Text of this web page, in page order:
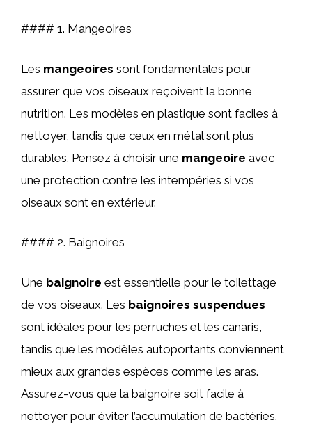
#### 1. Mangeoires
Les mangeoires sont fondamentales pour
assurer que vos oiseaux reçoivent la bonne
nutrition. Les modèles en plastique sont faciles à
nettoyer, tandis que ceux en métal sont plus
durables. Pensez à choisir une mangeoire avec
une protection contre les intempéries si vos
oiseaux sont en extérieur.
#### 2. Baignoires
Une baignoire est essentielle pour le toilettage
de vos oiseaux. Les baignoires suspendues
sont idéales pour les perruches et les canaris,
tandis que les modèles autoportants conviennent
mieux aux grandes espèces comme les aras.
Assurez-vous que la baignoire soit facile à
nettoyer pour éviter l’accumulation de bactéries.